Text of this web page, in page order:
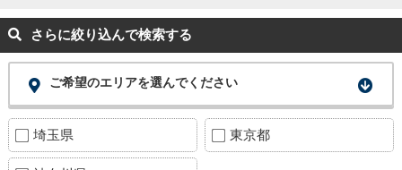
さらに絞り込んで検索する
ご希望のエリアを選んでください
埼玉県 東京都